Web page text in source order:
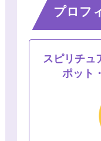
プロフ
スピリチュ
ポット